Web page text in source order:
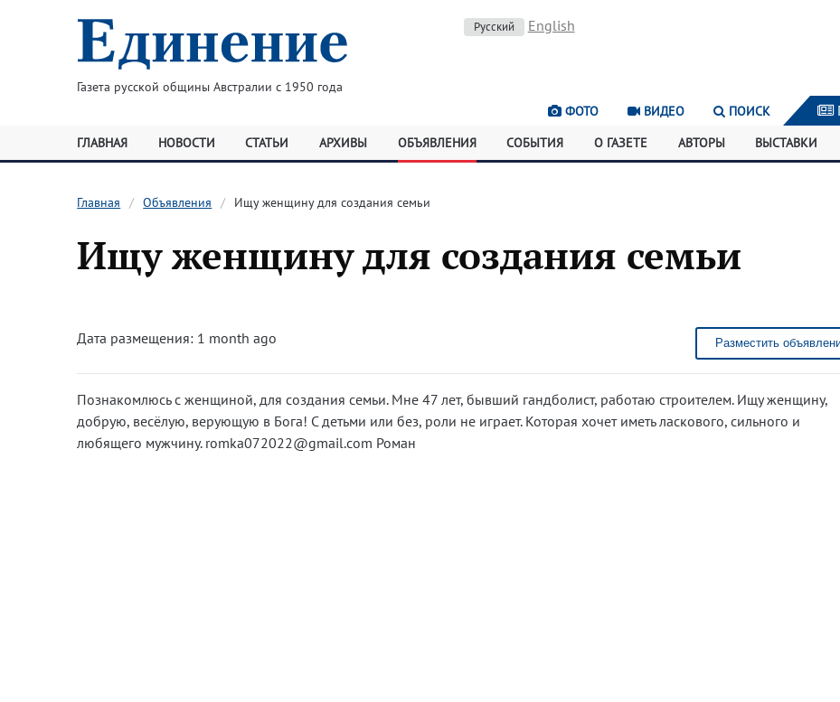
Газета русской общины Австралии с 1950 года
Русский English
ФОТО ВИДЕО ПОИСК
ГЛАВНАЯ НОВОСТИ СТАТЬИ АРХИВЫ ОБЪЯВЛЕНИЯ СОБЫТИЯ О ГАЗЕТЕ АВТОРЫ ВЫСТАВКИ
Главная Объявления Ищу женщину для создания семьи
Ищу женщину для создания семьи
Дата размещения: 1 month ago Разместить
Познакомлюсь с женщиной, для создания семьи. Мне 47 лет, бывший гандболист, работаю строителем. Ищу женщину,
добрую, весёлую, верующую в Бога! С детьми или без, роли не играет. Которая хочет иметь ласкового, сильного и
любящего мужчину. romka072022@gmail.com Роман